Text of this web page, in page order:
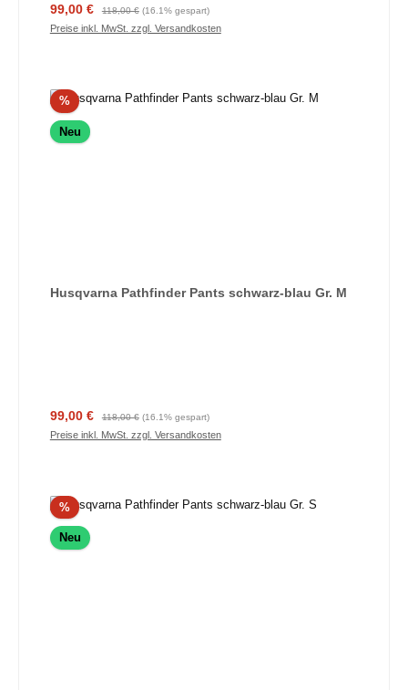
Verkaufspreis:
99,00 € Regulärer Preis:
118,00 € (16.1% gespart)
Preise inkl. MwSt. zzgl. Versandkosten
%Rabatt
Neu
Husqvarna Pathfinder Pants schwarz-blau Gr. M
Verkaufspreis:
99,00 € Regulärer Preis:
118,00 € (16.1% gespart)
Preise inkl. MwSt. zzgl. Versandkosten
%Rabatt
Neu